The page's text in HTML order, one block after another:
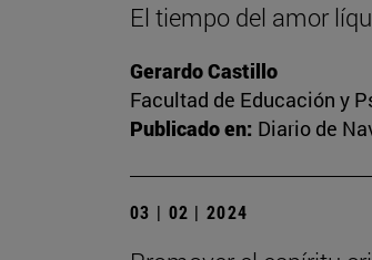
El tiempo del amor
Gerardo Castillo
Facultad de Educación y
Publicado en: Diario de
03 | 02 | 2024